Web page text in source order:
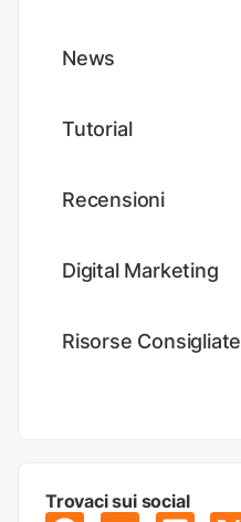
News
Tutorial
Recensioni
Digital Marketing
Risorse Consigliate
Trovaci sui social